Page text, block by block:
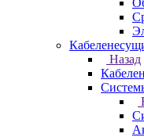
Назад